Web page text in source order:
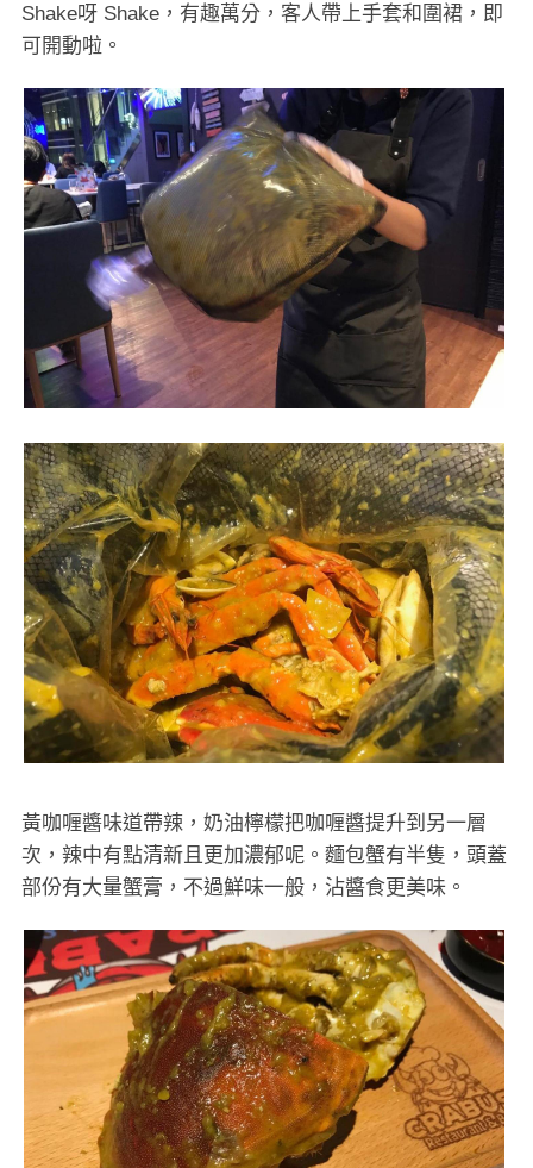
Shake呀 Shake，有趣萬分，客人帶上手套和圍裙，即
可開動啦。
黃咖喱醬味道帶辣，奶油檸檬把咖喱醬提升到另一層
次，辣中有點清新且更加濃郁呢。麵包蟹有半隻，頭蓋
部份有大量蟹膏，不過鮮味一般，沾醬食更美味。